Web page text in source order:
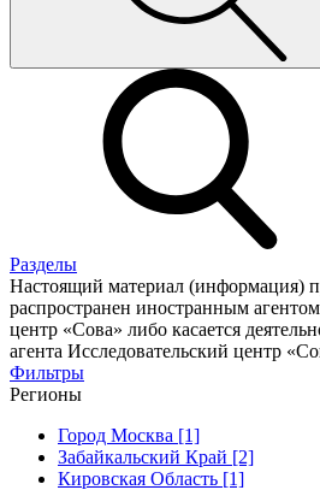
Разделы
Настоящий материал (информация)
распространен иностранным
центр «Сова» либо касается
агента Исследовательский центр
Фильтры
Регионы
Город Москва [1]
Забайкальский Край [2]
Кировская Область [1]